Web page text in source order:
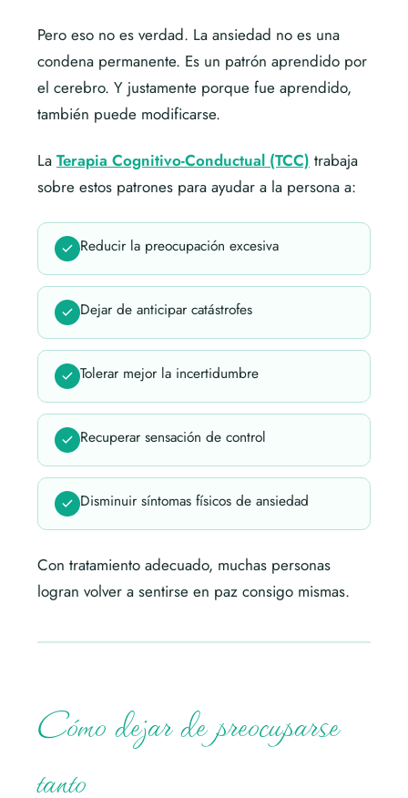
Pero eso no es verdad. La ansiedad no es una
condena permanente. Es un patrón aprendido por
el cerebro. Y justamente porque fue aprendido,
también puede modificarse.
LaTerapia Cognitivo-Conductual (TCC) trabaja
sobre estos patrones para ayudar a la persona a:
Reducir la preocupación excesiva
Dejar de anticipar catástrofes
Tolerar mejor la incertidumbre
Recuperar sensación de control
Disminuir síntomas físicos de ansiedad
Con tratamiento adecuado, muchas personas
logran volver a sentirse en paz consigo mismas.
Cómo dejar de preocuparse
tanto